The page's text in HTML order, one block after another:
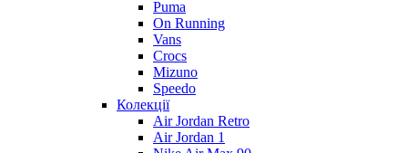
Puma
On Running
Vans
Crocs
Mizuno
Speedo
Колекції
Air Jordan Retro
Air Jordan 1